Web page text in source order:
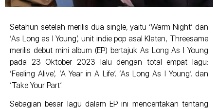
Setahun setelah merilis dua single, yaitu ‘Warm Night’ dan
‘As Long as I Young’, unit indie pop asal Klaten, Threesame
merilis debut mini album (EP) bertajuk As Long As I Young
pada 23 Oktober 2023 lalu dengan total empat lagu:
‘Feeling Alive’, ‘A Year in A Life’, ‘As Long As I Young’, dan
‘Take Your Part’.
Sebagian besar lagu dalam EP ini menceritakan tentang